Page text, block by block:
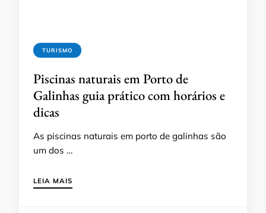
TURISMO
Piscinas naturais em Porto de
Galinhas guia prático com horários e
dicas
As piscinas naturais em porto de galinhas são
um dos …
LEIA MAIS